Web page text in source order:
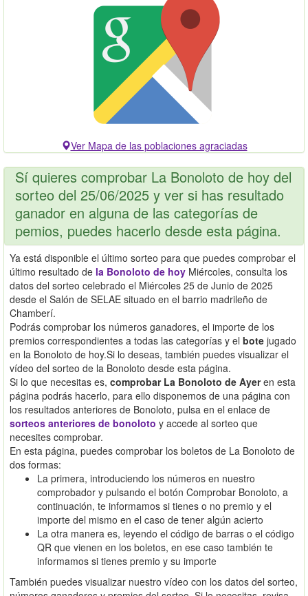
Ver Mapa de las poblaciones agraciadas
Sí quieres comprobar La Bonoloto de hoy del
sorteo del 25/06/2025 y ver si has resultado
ganador en alguna de las categorías de
pemios, puedes hacerlo desde esta página.
Ya está disponible el último sorteo para que puedes comprobar el
último resultado de la Bonoloto de hoy Miércoles, consulta los
datos del sorteo celebrado el Miércoles 25 de Junio de 2025
desde el Salón de SELAE situado en el barrio madrileño de
Chamberí.
Podrás comprobar los números ganadores, el importe de los
premios correspondientes a todas las categorías y el bote jugado
en la Bonoloto de hoy.Si lo deseas, también puedes visualizar el
vídeo del sorteo de la Bonoloto desde esta página.
Si lo que necesitas es, comprobar La Bonoloto de Ayeren esta
página podrás hacerlo, para ello disponemos de una página con
los resultados anteriores de Bonoloto, pulsa en el enlace de
sorteos anteriores de bonoloto y accede al sorteo que
necesites comprobar.
En esta página, puedes comprobar los boletos de La Bonoloto de
dos formas:
La primera, introduciendo los números en nuestro
comprobador y pulsando el botón Comprobar Bonoloto, a
continuación, te informamos si tienes o no premio y el
importe del mismo en el caso de tener algún acierto
La otra manera es, leyendo el código de barras o el código
QR que vienen en los boletos, en ese caso también te
informamos si tienes premio y su importe
También puedes visualizar nuestro vídeo con los datos del sorteo,